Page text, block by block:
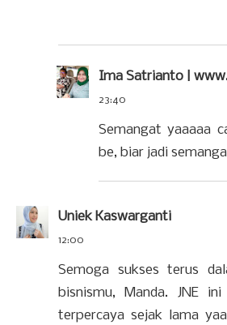
Ima Satrianto |
23:40
Semangat yaaaaa
be, biar jadi
Uniek Kaswarganti
12:00
Semoga sukses terus
bisnismu, Manda. JNE
terpercaya sejak lama